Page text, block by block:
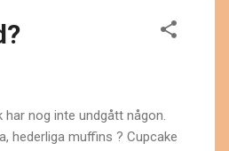
har nog inte undgått någon.
hederliga muffins ? Cupcake